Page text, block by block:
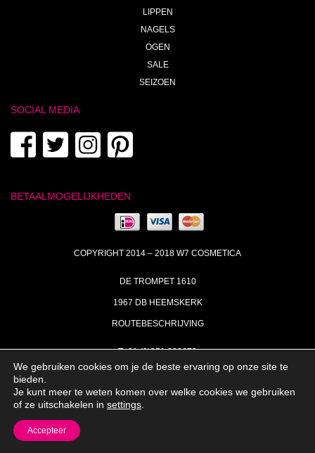
LIPPEN
NAGELS
OGEN
SALE
SEIZOEN
SOCIAL MEDIA
BETAALMOGELIJKHEDEN
COPYRIGHT 2014 – 2018 W7 COSMETICA
DE TROMPET 1610
1967 DB HEEMSKERK
ROUTEBESCHRIJVING
T+31 (0)251 238673
MA | DI | DO VAN 09:00 – 17:00
INFO@W7COSMETICA.NL
We gebruiken cookies om je de beste ervaring op onze site te
bieden.
Je kunt meer te weten komen over welke cookies we gebruiken
of ze uitschakelen in settings
Accepteer